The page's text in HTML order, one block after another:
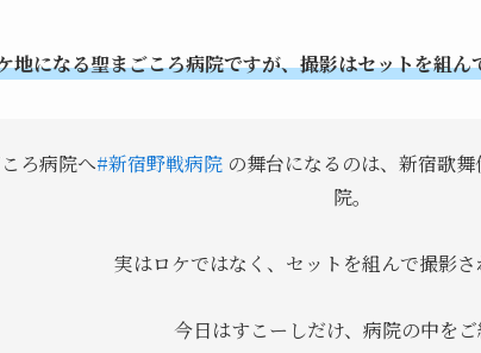
地になる聖まごころ病院ですが、撮影はセットを組ん
ろ病院へ#新宿野戦病院 の舞台になるのは、新宿歌
院。
実はロケではなく、セットを組んで撮影
今日はすこーしだけ、病院の中をご